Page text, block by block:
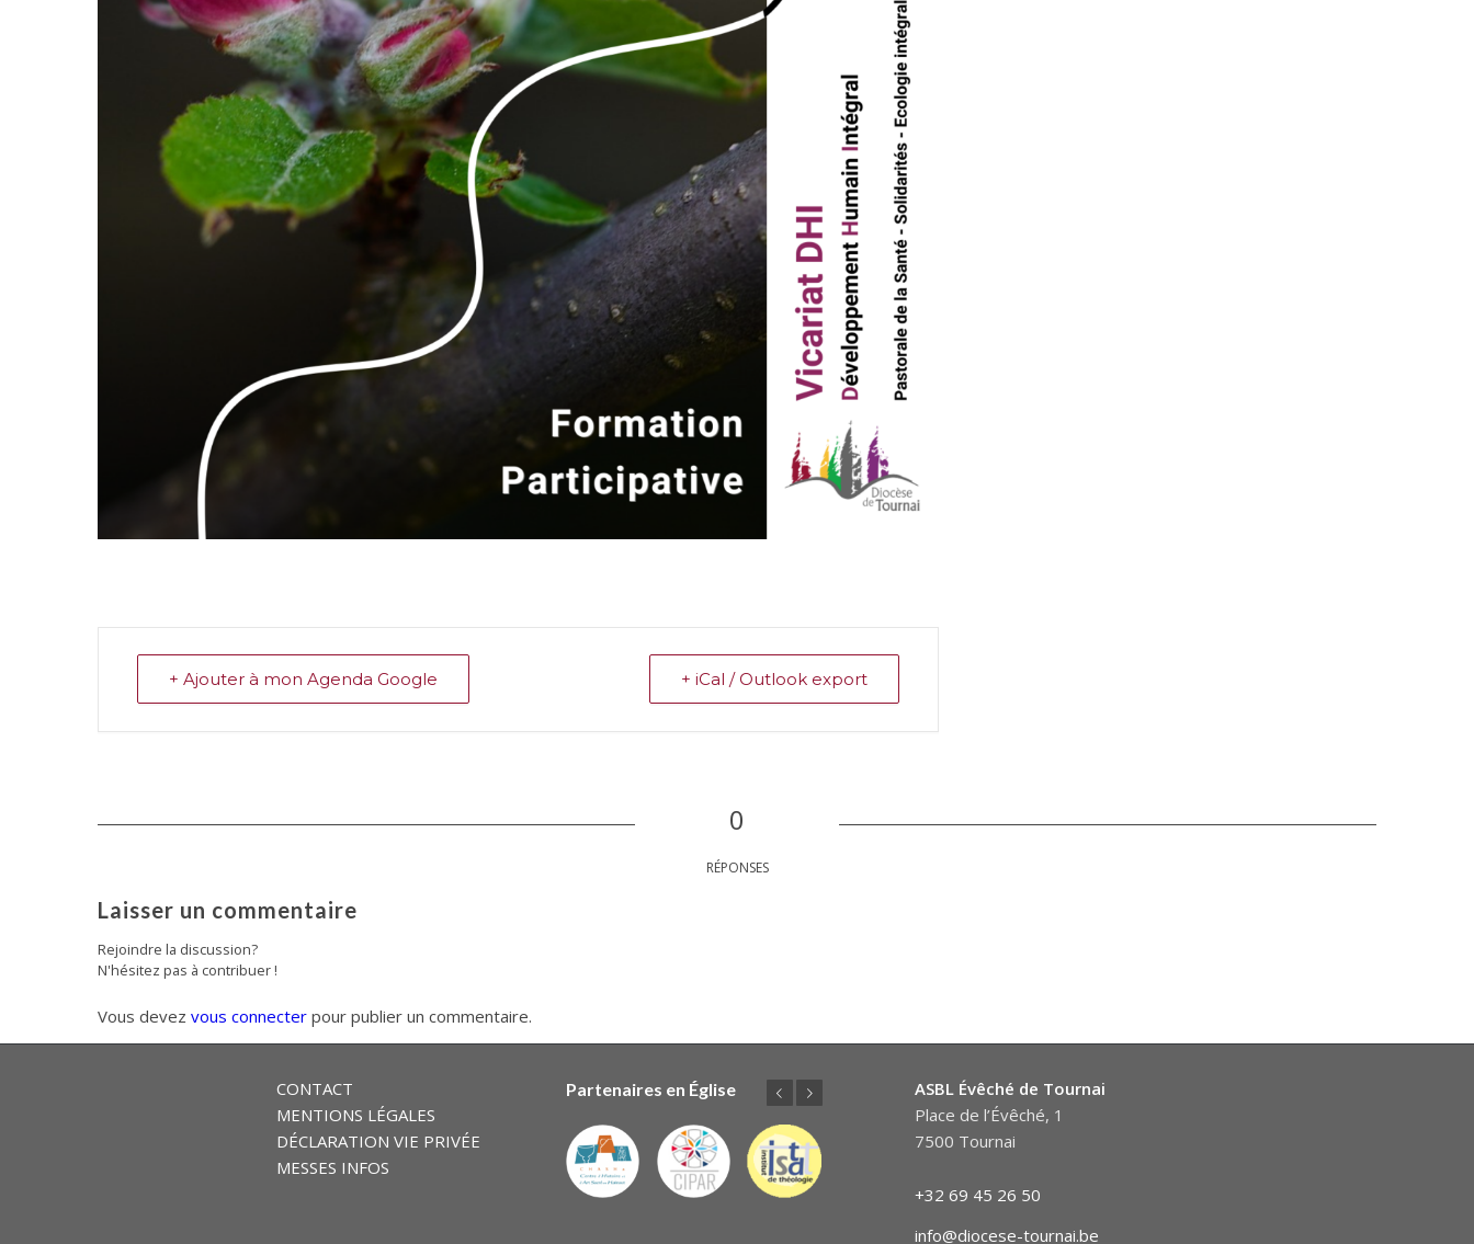
+ Ajouter à mon Agenda Google + iCal / Outlook export
0
RÉPONSES
Laisser un commentaire
Rejoindre la discussion?
N'hésitez pas à contribuer !
Vous devez vous connecter pour publier un commentaire.
CONTACT
MENTIONS LÉGALES
DÉCLARATION VIE PRIVÉE
MESSES INFOS
Partenaires en Église
PrécédentSuivant
ASBL Évêché de Tournai
Place de l’Évêché, 1
7500 Tournai
+32 69 45 26 50
info@diocese-tournai.be